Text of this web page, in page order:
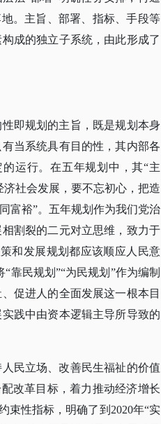
。主旨、部署、指标、手段等
成的独立子系统，由此形成了
即规划的主旨，既是规划本身
当系统具有目的性，其内部各
运行。在五年规划中，其“主
济社会发展，要不忘初心，把造
富裕”。五年规划作为我们党治
割裂的二元对立思维，致力于
和发展规划都应该顺应人民意
靠民规划”“为民规划”作为编制
促进人的全面发展这一根本目
践中由资本逻辑主导所导致的
民立场、改善民生福祉的价值
改革目标，着力推动经济增长
束性指标，明确了到2020年“实